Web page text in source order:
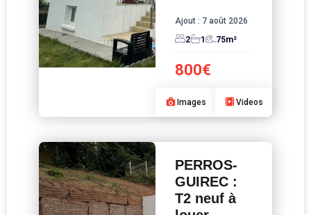
Ajout : 7 août 2026
2
1 75m²
800€
Images Videos
PERROS-
GUIREC :
T2 neuf à